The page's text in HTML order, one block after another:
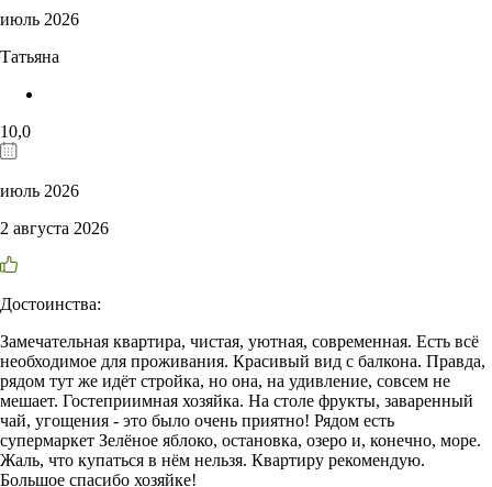
июль 2026
Татьяна
10,0
июль 2026
2 августа 2026
Достоинства:
Замечательная квартира, чистая, уютная, современная. Есть всё
необходимое для проживания. Красивый вид с балкона. Правда,
рядом тут же идёт стройка, но она, на удивление, совсем не
мешает. Гостеприимная хозяйка. На столе фрукты, заваренный
чай, угощения - это было очень приятно! Рядом есть
супермаркет Зелёное яблоко, остановка, озеро и, конечно, море.
Жаль, что купаться в нём нельзя. Квартиру рекомендую.
Большое спасибо хозяйке!